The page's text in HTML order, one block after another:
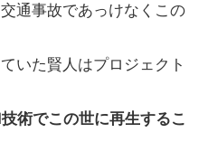
通事故であっけなくこの
いた賢人はプロジェクト
術でこの世に再生するこ